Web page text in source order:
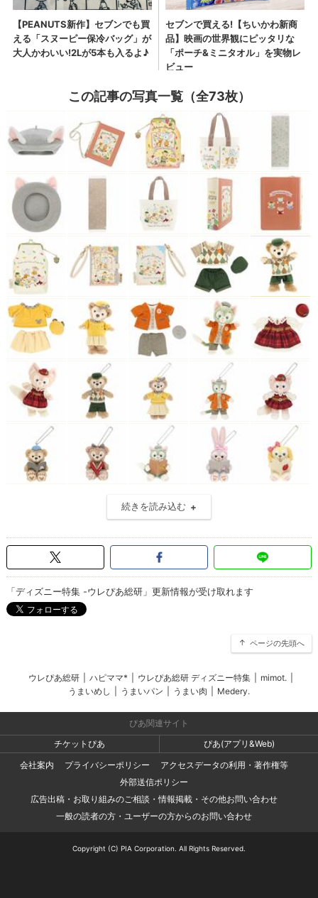
この記事の写真一覧（全73枚）
続きを読み込む
「ディズニー特集 -ウレぴあ総研」更新情報が受け取れます
ページの先頭へ
ウレぴあ総研 ハピママ* ウレぴあ総研 ディズニー特集 mimot.
うまいめし
うまいパン うまい肉 Medery.
ぴあ関連サイト
チケットぴあ
ぴあ(アプリ&Web)
会社案内
プライバシーポリシー
アクセスデータの利用・著作権等
外部送信ポリシー
広告出稿・お取り組みのご相談・情報掲載・その他お問い合わせ
一般の読者の方・ユーザーの方からのお問い合わせ
Copyright (C) PIA Corporation. All Rights Reserved.